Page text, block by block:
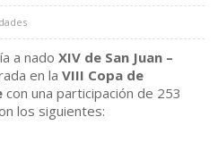
a nado XIV de San Juan –
en la VIII Copa de
con una participación de 253
los siguientes: